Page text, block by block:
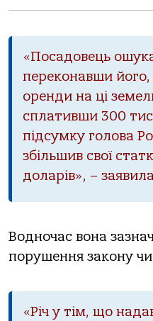
«Посадовець
переконавши
оренди на ці
сплативши 300
підсумку голова
збільшив свої
доларів», –
Водночас вона
порушення закону
«Річ у тім, що